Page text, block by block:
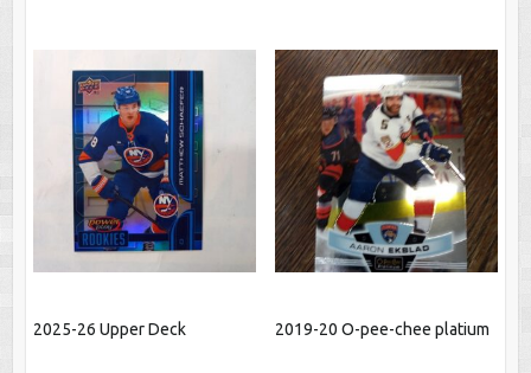
2025-26 Upper Deck 2019-20 O-pee-chee platium